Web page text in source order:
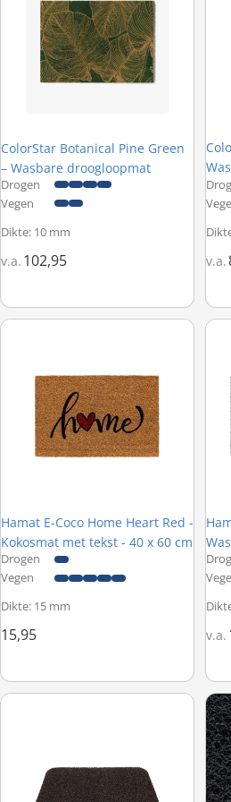
ColorStar Botanical Pine Green
– Wasbare droogloopmat
Drogen
Vegen
Dikte: 10 mm
v.a. 102,95 v.a.
Hamat E-Coco Home Heart Red -
Hamat E-Coco Home Heart Red -
Kokosmat met tekst - 40 x 60 cm
Drogen
Vegen
Dikte: 15 mm
15,95 v.a.
Hamat Curly 006 Bruin –